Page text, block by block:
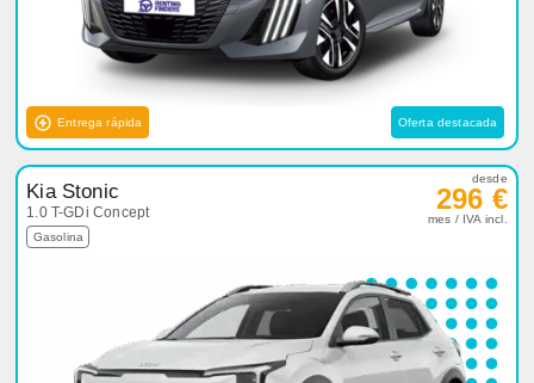
Entrega rápida Oferta destacada
Kia Stonic
1.0 T-GDi Concept
Gasolina
desde
296 €
mes / IVA incl.